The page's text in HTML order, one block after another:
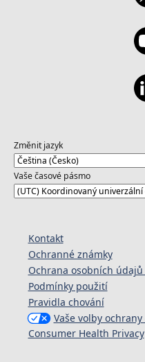
Změnit jazyk
Vaše časové pásmo
Kontakt
Ochranné známky
Ochrana osobních
Podmínky použití
Pravidla chování
Vaše volby
Consumer Health Privacy